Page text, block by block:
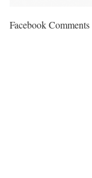
Facebook Comments